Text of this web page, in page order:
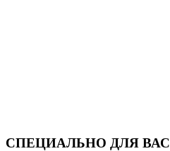
СПЕЦИАЛЬНО ДЛЯ ВАС